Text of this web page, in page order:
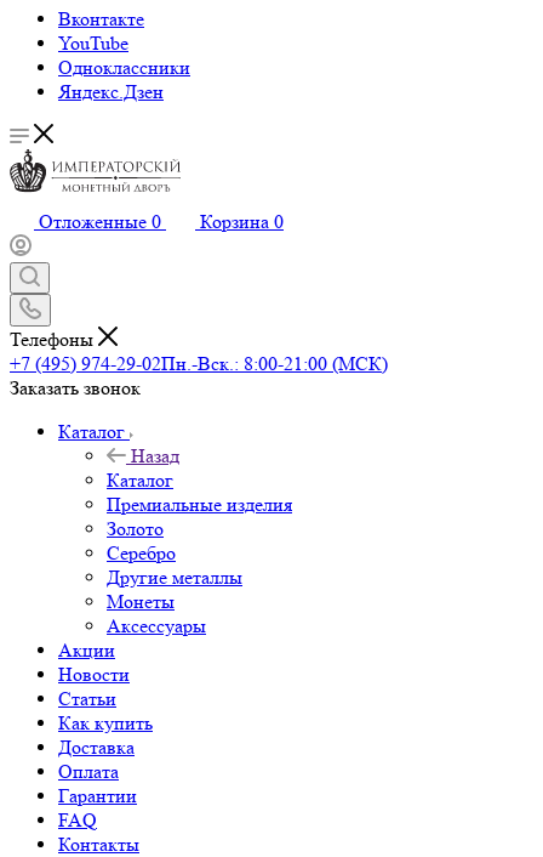
Вконтакте
YouTube
Одноклассники
Яндекс.Дзен
Отложенные 0 Корзина 0
Телефоны
+7 (495) 974-29-02Пн.-Вск.: 8:00-21:00 (МСК)
Заказать звонок
Каталог
Назад
Каталог
Премиальные изделия
Золото
Серебро
Другие металлы
Монеты
Аксессуары
Акции
Новости
Статьи
Как купить
Доставка
Оплата
Гарантии
FAQ
Контакты